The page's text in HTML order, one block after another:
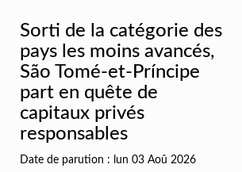
Sorti de la catégorie des
pays les moins avancés,
São Tomé-et-Príncipe
part en quête de
capitaux privés
responsables
Date de parution : lun 03 Aoû 2026